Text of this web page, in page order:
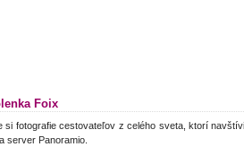
Foix
si fotografie cestovateľov z celého sveta, ktorí
server Panoramio.